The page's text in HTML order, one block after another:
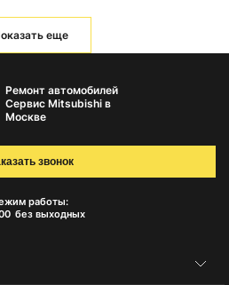
еще
Ремонт автомобилей
Сервис Mitsubishi в
Москве
работы:
без выходных
звонок